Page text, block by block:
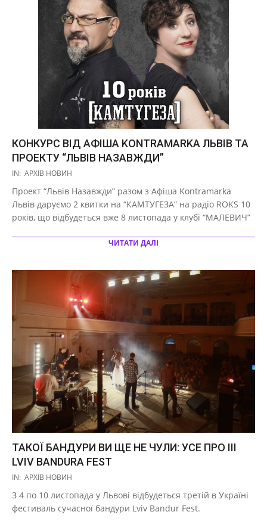
КОНКУРС ВІД АФІША KONTRAMARKA ЛЬВІВ ТА
ПРОЕКТУ “ЛЬВІВ НАЗАВЖДИ”
2019-
04
IN: АРХІВ НОВИН
Проект “Львів Назавжди” разом з Афіша Kontramarka
Львів даруємо 2 квитки на “КАМТУГЕЗА” на радіо ROKS 10
років, що відбудеться вже 8 листопада у клубі “МАЛЕВИЧ”
ЧИТАТИ ДАЛІ
ТАКОЇ БАНДУРИ ВИ ЩЕ НЕ ЧУЛИ: УСЕ ПРО III
LVIV BANDURA FEST
2019-
03
IN: АРХІВ НОВИН
З 4 по 10 листопада у Львові відбудеться третій в Україні
фестиваль сучасної бандури Lviv Bandur Fest.